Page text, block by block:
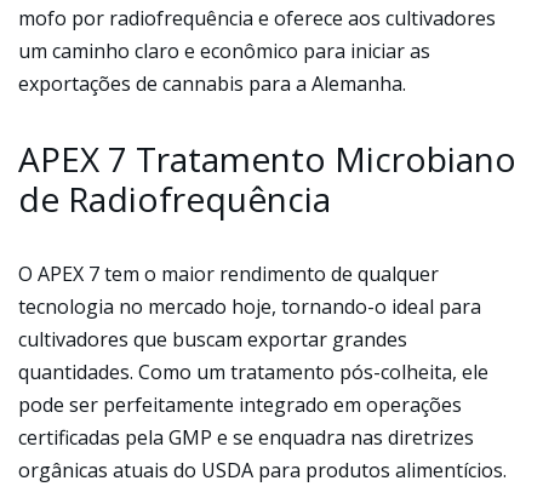
mofo por radiofrequência e oferece aos cultivadores
um caminho claro e econômico para iniciar as
exportações de cannabis para a Alemanha.
APEX 7 Tratamento Microbiano
de Radiofrequência
O APEX 7 tem o maior rendimento de qualquer
tecnologia no mercado hoje, tornando-o ideal para
cultivadores que buscam exportar grandes
quantidades. Como um tratamento pós-colheita, ele
pode ser perfeitamente integrado em operações
certificadas pela GMP e se enquadra nas diretrizes
orgânicas atuais do USDA para produtos alimentícios.